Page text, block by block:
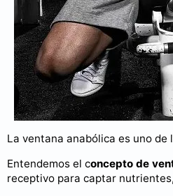
La ventana anabólica es uno
Entendemos el concepto de
receptivo para captar